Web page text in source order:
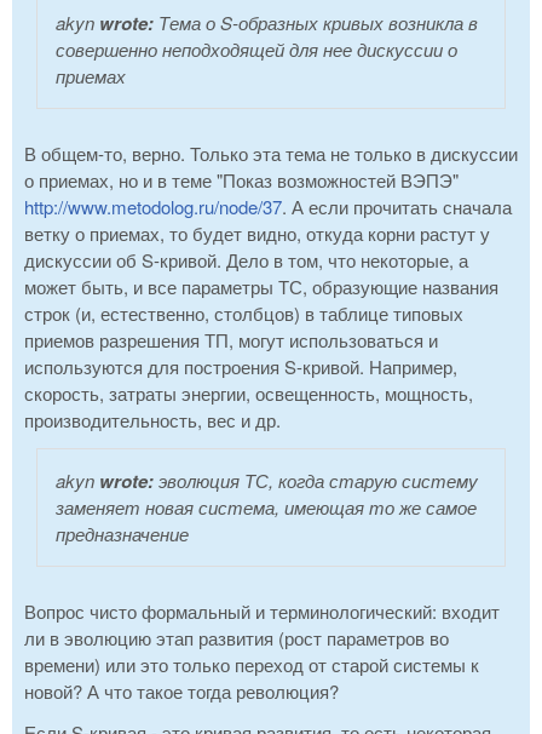
akyn wrote: Тема о S-образных кривых возникла в
совершенно неподходящей для нее дискуссии о
приемах
В общем-то, верно. Только эта тема не только в дискуссии
о приемах, но и в теме "Показ возможностей ВЭПЭ"
http://www.metodolog.ru/node/37. А если прочитать сначала
ветку о приемах, то будет видно, откуда корни растут у
дискуссии об S-кривой. Дело в том, что некоторые, а
может быть, и все параметры ТС, образующие названия
строк (и, естественно, столбцов) в таблице типовых
приемов разрешения ТП, могут использоваться и
используются для построения S-кривой. Например,
скорость, затраты энергии, освещенность, мощность,
производительность, вес и др.
akyn wrote:эволюция ТС, когда старую систему
заменяет новая система, имеющая то же самое
предназначение
Вопрос чисто формальный и терминологический: входит
ли в эволюцию этап развития (рост параметров во
времени) или это только переход от старой системы к
новой? А что такое тогда революция?